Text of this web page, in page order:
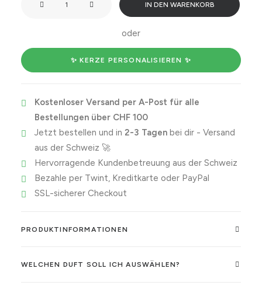
Menge
IN DEN WARENKORB
oder
✨ KERZE PERSONALISIEREN ✨
Kostenloser Versand per A-Post für alle
Bestellungen über CHF 100
Jetzt bestellen und in 2-3 Tagenbei dir - Versand
aus der Schweiz 🚀
Hervorragende Kundenbetreuung aus der Schweiz
Bezahle per Twint, Kreditkarte oder PayPal
SSL-sicherer Checkout
PRODUKTINFORMATIONEN
WELCHEN DUFT SOLL ICH AUSWÄHLEN?